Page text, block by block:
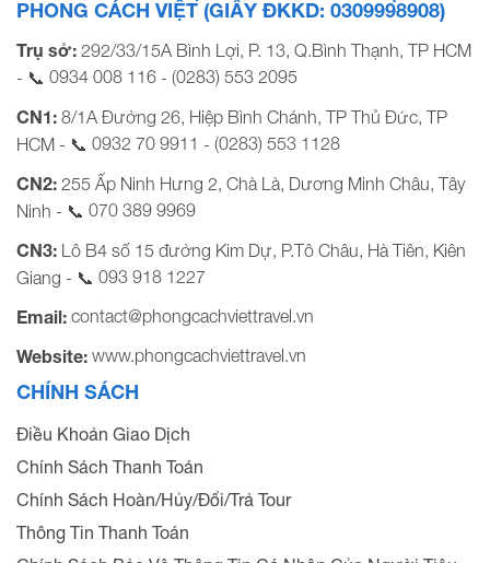
PHONG CÁCH VIỆT (GIẤY ĐKKD: 0309998908)
Trụ sở: 292/33/15A Bình Lợi, P. 13, Q.Bình Thạnh, TP HCM
- 📞 0934 008 116 - (0283) 553 2095
CN1: 8/1A Đường 26, Hiệp Bình Chánh, TP Thủ Đức, TP
HCM - 📞 0932 70 9911 - (0283) 553 1128
CN2: 255 Ấp Ninh Hưng 2, Chà Là, Dương Minh Châu, Tây
Ninh - 📞 070 389 9969
CN3: Lô B4 số 15 đường Kim Dự, P.Tô Châu, Hà Tiên, Kiên
Giang - 📞 093 918 1227
Email: contact@phongcachviettravel.vn
Website: www.phongcachviettravel.vn
CHÍNH SÁCH
Điều Khoản Giao Dịch
Chính Sách Thanh Toán
Chính Sách Hoàn/Hủy/Đổi/Trả Tour
Thông Tin Thanh Toán